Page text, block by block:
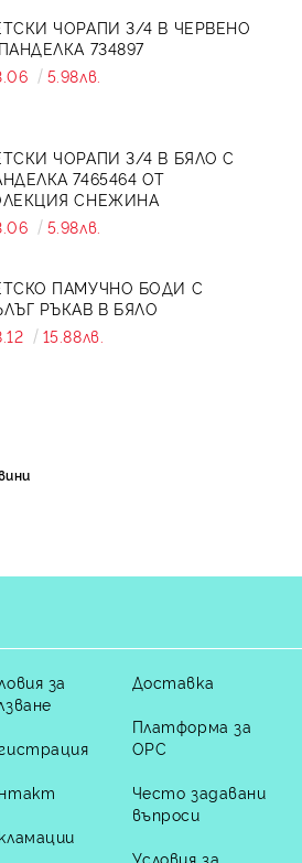
ЧОРАПИ 3/4 В ЧЕРВЕНО
734897
5.98лв.
ЧОРАПИ 3/4 В БЯЛО С
7465464 ОТ
СНЕЖИНА
5.98лв.
ПАМУЧНО БОДИ С
РЪКАВ В БЯЛО
15.88лв.
за
Доставка
Платформа за
ОРС
Често задавани
въпроси
Условия за